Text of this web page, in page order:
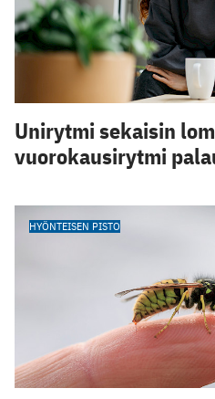
Unirytmi sekaisin
vuorokausirytmi
HYÖNTEISEN PISTO